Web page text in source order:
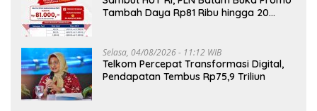
Tambah Daya Rp81 Ribu hingga 20
Selasa, 04/08/2026 - 11:12 WIB
Telkom Percepat Transformasi Digital,
Pendapatan Tembus Rp75,9 Triliun